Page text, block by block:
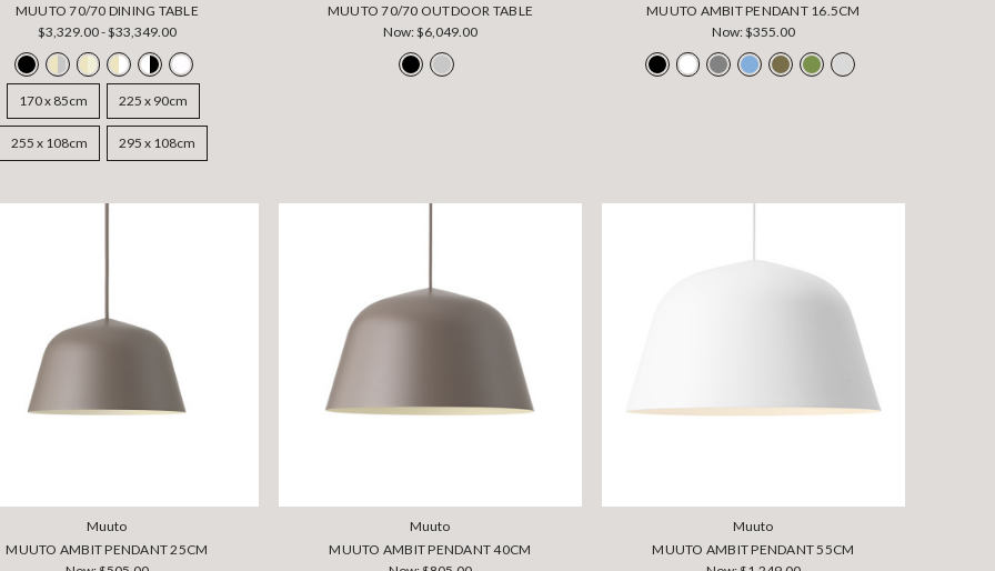
MUUTO 70/70 DINING TABLE
$3,329.00 - $33,349.00
170 x 85cm 225 x 90cm
255 x 108cm 295 x 108cm
MUUTO 70/70 OUTDOOR TABLE
Now:$6,049.00
MUUTO AMBIT PENDANT 16.5CM
Now:$355.00
Muuto
MUUTO AMBIT PENDANT 25CM
Muuto
MUUTO AMBIT PENDANT 40CM
Muuto
MUUTO AMBIT PENDANT 55CM